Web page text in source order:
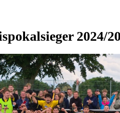
2024/